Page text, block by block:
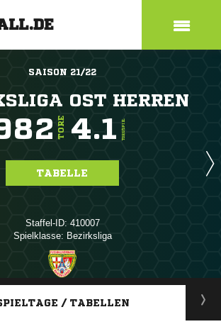
SAISON 21/22
OST HERREN
TORE 4.1 TORE/SPIEL
TABELLE
Staffel-ID: 410007
Spielklasse: Bezirksliga
ANZEIGE
/ TABELLEN